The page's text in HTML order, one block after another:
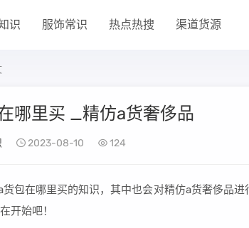
识 服饰常识 热点热搜 渠道货源
哪里买 _精仿a货奢侈品
2023-08-10 124
包在哪里买的知识，其中也会对精仿a货奢侈品
开始吧！